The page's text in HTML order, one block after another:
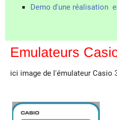
Demo d'une réalisation
Emulateurs
ici image de l'émulateur Casio